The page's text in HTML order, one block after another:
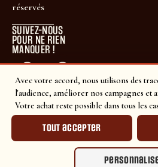
Avec votre accord, nous utilisons des
l'audience, améliorer nos campagnes et
Votre achat reste possible dans tous les
Tout accepter
réservés
SUIVEZ-NOUS
POUR NE RIEN
MANQUER !